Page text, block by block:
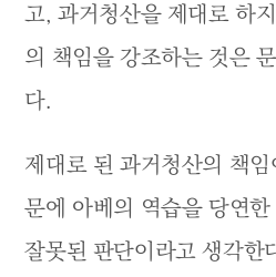
고, 과거청산을 제대로 하
의 책임을 강조하는 것은
다.
제대로 된 과거청산의 책
문에 아베의 역습을 당연
잘못된 판단이라고 생각한